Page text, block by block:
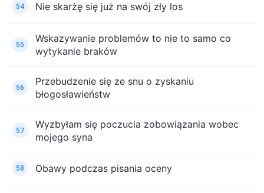
54 Nie skarżę się już na swój zły los
55
Wskazywanie problemów to nie to samo co
wytykanie braków
56
Przebudzenie się ze snu o zyskaniu
błogosławieństw
57
Wyzbyłam się poczucia zobowiązania wobec
mojego syna
58 Obawy podczas pisania oceny